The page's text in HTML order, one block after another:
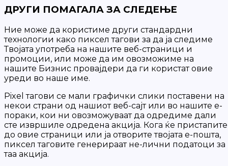
ДРУГИ ПОМАГАЛА ЗА СЛЕДЕЊЕ
Ние може да користиме други стандардни
технологии како пиксел тагови за да ја следиме
Твојата употреба на нашите веб-страници и
промоции, или може да им овозможиме на
нашите Бизнис провајдери да ги користат овие
уреди во наше име.
Pixel тагови се мали графички слики поставени на
некои страни од нашиот веб-сајт или во нашите е-
пораки, кои ни овозможуваат да одредиме дали
сте извршиле одредена акција. Кога ќе пристапите
до овие страници или ја отворите твојата е-пошта,
пиксел таговите генерираат не-лични податоци за
таа акција.